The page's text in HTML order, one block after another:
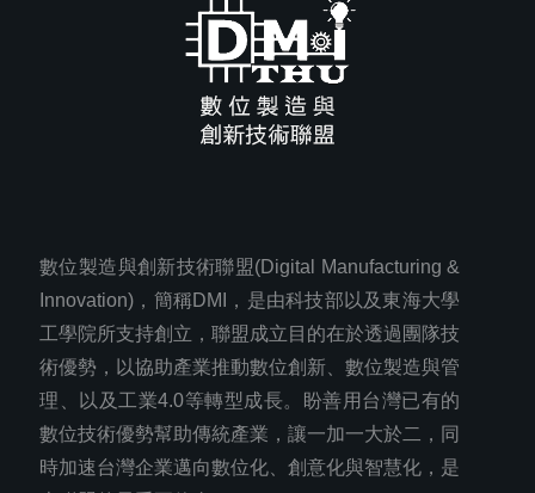
數位製造與創新技術聯盟(Digital Manufacturing &
Innovation)，簡稱DMI，是由科技部以及東海大學
工學院所支持創立，聯盟成立目的在於透過團隊技
術優勢，以協助產業推動數位創新、數位製造與管
理、以及工業4.0等轉型成長。盼善用台灣已有的
數位技術優勢幫助傳統產業，讓一加一大於二，同
時加速台灣企業邁向數位化、創意化與智慧化，是